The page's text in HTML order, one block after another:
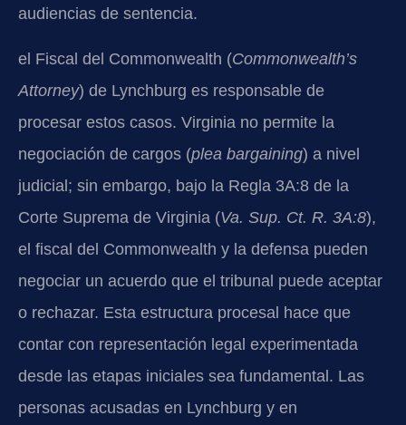
audiencias de sentencia.
el Fiscal del Commonwealth (Commonwealth’s
Attorney) de Lynchburg es responsable de
procesar estos casos. Virginia no permite la
negociación de cargos (plea bargaining) a nivel
judicial; sin embargo, bajo la Regla 3A:8 de la
Corte Suprema de Virginia (Va. Sup. Ct. R. 3A:8),
el fiscal del Commonwealth y la defensa pueden
negociar un acuerdo que el tribunal puede aceptar
o rechazar. Esta estructura procesal hace que
contar con representación legal experimentada
desde las etapas iniciales sea fundamental. Las
personas acusadas en Lynchburg y en